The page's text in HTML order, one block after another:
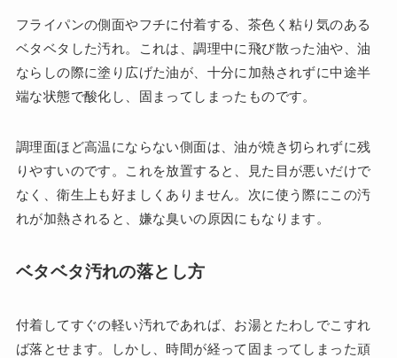
フライパンの側面やフチに付着する、茶色く粘り気のある
ベタベタした汚れ。これは、調理中に飛び散った油や、油
ならしの際に塗り広げた油が、十分に加熱されずに中途半
端な状態で酸化し、固まってしまったものです。
調理面ほど高温にならない側面は、油が焼き切られずに残
りやすいのです。これを放置すると、見た目が悪いだけで
なく、衛生上も好ましくありません。次に使う際にこの汚
れが加熱されると、嫌な臭いの原因にもなります。
ベタベタ汚れの落とし方
付着してすぐの軽い汚れであれば、お湯とたわしでこすれ
ば落とせます。しかし、時間が経って固まってしまった頑